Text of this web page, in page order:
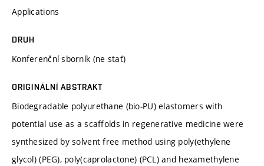
Applications
DRUH
Konferenční sborník (ne stať)
ORIGINÁLNÍ ABSTRAKT
Biodegradable polyurethane (bio-PU) elastomers with
potential use as a scaffolds in regenerative medicine were
synthesized by solvent free method using poly(ethylene
glycol) (PEG), poly(caprolactone) (PCL) and hexamethylene